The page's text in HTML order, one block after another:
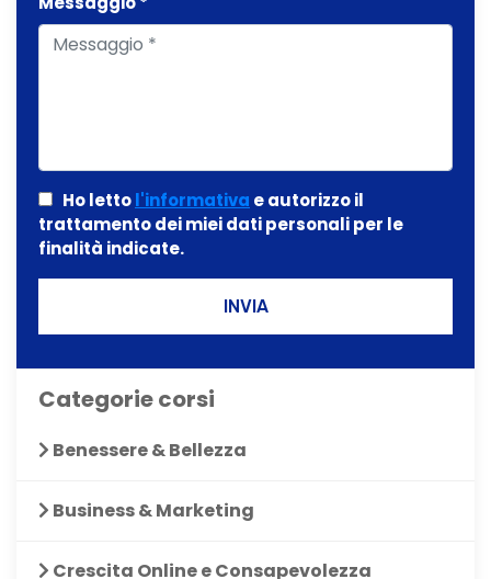
Ho lettol'informativa e autorizzo il
trattamento dei miei dati personali per le
finalità indicate.
INVIA
Categorie corsi
Benessere & Bellezza
Business & Marketing
Crescita Online e Consapevolezza